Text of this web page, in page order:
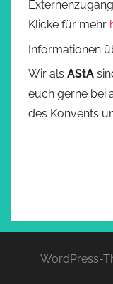
Klicke für mehr
Informationen
Wir als AStA
euch gerne bei
des Konvents
WordPress-